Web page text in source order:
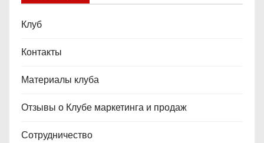
Клуб
Контакты
Материалы клуба
Отзывы о Клубе маркетинга и продаж
Сотрудничество